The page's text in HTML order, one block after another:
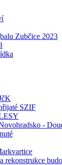
Zubčice 2023
SZIF
-
rekonstrukce